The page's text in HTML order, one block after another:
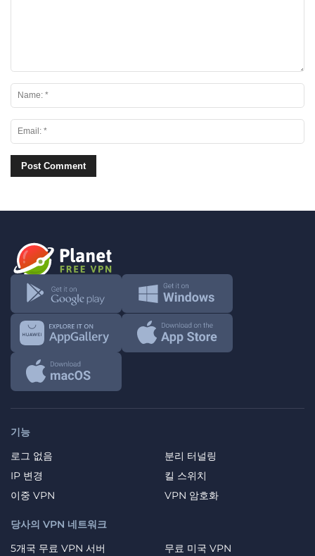
기능
로그 없음
분리 터널링
IP 변경
킬 스위치
이중 VPN
VPN 암호화
당사의 VPN 네트워크
5개국 무료 VPN 서버
무료 미국 VPN